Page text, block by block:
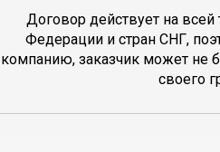
Договор действует на всей
Федерации и стран СНГ,
компанию, заказчик может не
своего